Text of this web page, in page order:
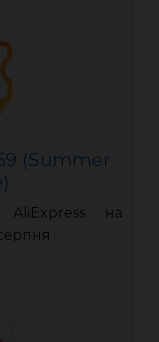
(Summer
AliExpress на